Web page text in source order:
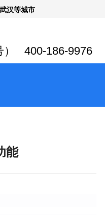
） 400-186-9976
汉等城市
能